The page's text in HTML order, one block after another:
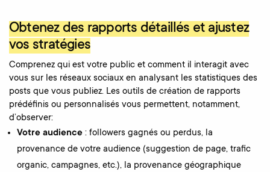
Obtenez des rapports détaillés et ajustez
vos stratégies
Comprenez qui est votre public et comment il interagit avec
vous sur les réseaux sociaux en analysant les statistiques des
posts que vous publiez. Les outils de création de rapports
prédéfinis ou personnalisés vous permettent, notamment,
d’observer:
Votre audience: followers gagnés ou perdus, la
provenance de votre audience (suggestion de page, trafic
organic, campagnes, etc.), la provenance géographique